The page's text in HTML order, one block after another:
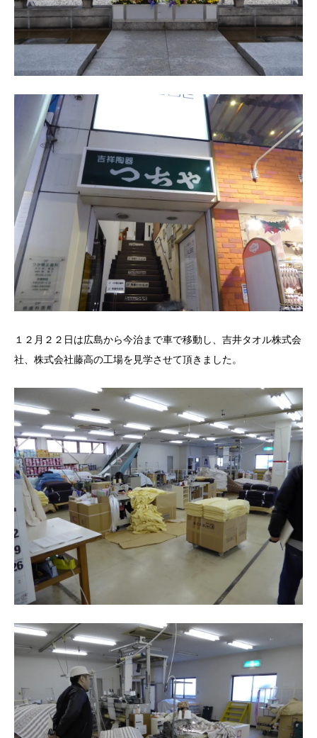
１２月２２日は広島から今治まで車で移動し、吉井タオル株式会
社、株式会社藤高の工場を見学させて頂きました。